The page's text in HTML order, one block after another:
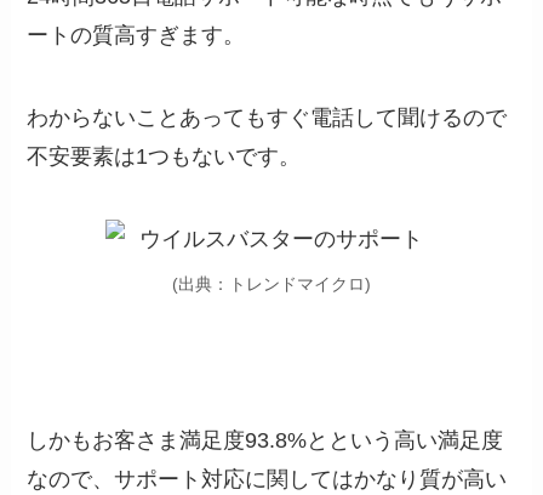
ートの質高すぎます。
わからないことあってもすぐ電話して聞けるので
不安要素は1つもないです。
(出典：トレンドマイクロ)
しかもお客さま満足度93.8%とという高い満足度
なので、サポート対応に関してはかなり質が高い